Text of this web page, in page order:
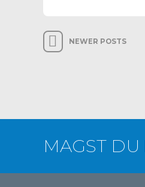
NEWER POSTS
MAGST DU